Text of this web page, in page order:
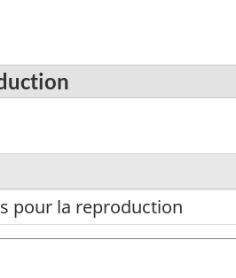
pour la reproduction